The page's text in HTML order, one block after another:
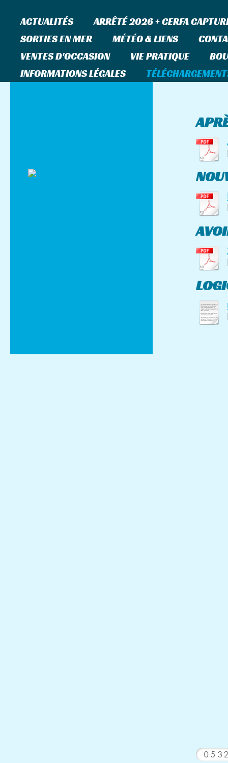
ACTUALITÉS
ARRÊTÉ 2026 + CERFA
SORTIES EN MER
MÉTÉO & LIENS
VENTES D'OCCASION
VIE PRATIQUE
INFORMATIONS LÉGALES